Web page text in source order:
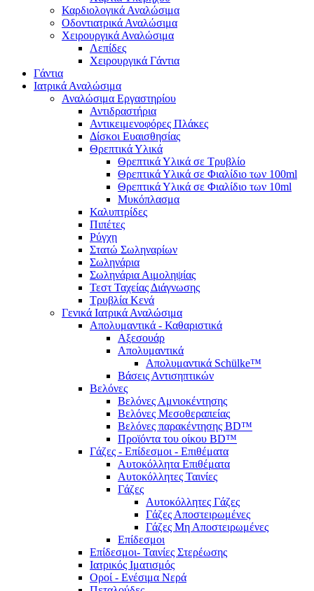
Καρδιολογικά Αναλώσιμα
Οδοντιατρικά Αναλώσιμα
Χειρουργικά Αναλώσιμα
Λεπίδες
Χειρουργικά Γάντια
Γάντια
Ιατρικά Αναλώσιμα
Αναλώσιμα Εργαστηρίου
Αντιδραστήρια
Αντικειμενοφόρες Πλάκες
Δίσκοι Ευαισθησίας
Θρεπτικά Υλικά
Θρεπτικά Υλικά σε Τρυβλίο
Θρεπτικά Υλικά σε Φιαλίδιο των 100ml
Θρεπτικά Υλικά σε Φιαλίδιο των 10ml
Μυκόπλασμα
Καλυπτρίδες
Πιπέτες
Ρύγχη
Στατώ Σωληναρίων
Σωληνάρια
Σωληνάρια Αιμοληψίας
Τεστ Ταχείας Διάγνωσης
Τρυβλία Κενά
Γενικά Ιατρικά Αναλώσιμα
Απολυμαντικά - Καθαριστικά
Αξεσουάρ
Απολυμαντικά
Απολυμαντικά Schülke™
Βάσεις Αντισηπτικών
Βελόνες
Βελόνες Αμνιοκέντησης
Βελόνες Μεσοθεραπείας
Βελόνες παρακέντησης BD™
Προϊόντα του οίκου BD™
Γάζες - Επίδεσμοι - Επιθέματα
Αυτοκόλλητα Επιθέματα
Αυτοκόλλητες Ταινίες
Γάζες
Αυτοκόλλητες Γάζες
Γάζες Αποστειρωμένες
Γάζες Μη Αποστειρωμένες
Επίδεσμοι
Επίδεσμοι- Ταινίες Στερέωσης
Ιατρικός Ιματισμός
Οροί - Ενέσιμα Νερά